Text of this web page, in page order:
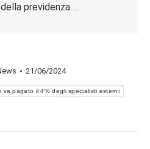
previdenza.…
21/06/2024
va pagato il 4% degli specialisti esterni